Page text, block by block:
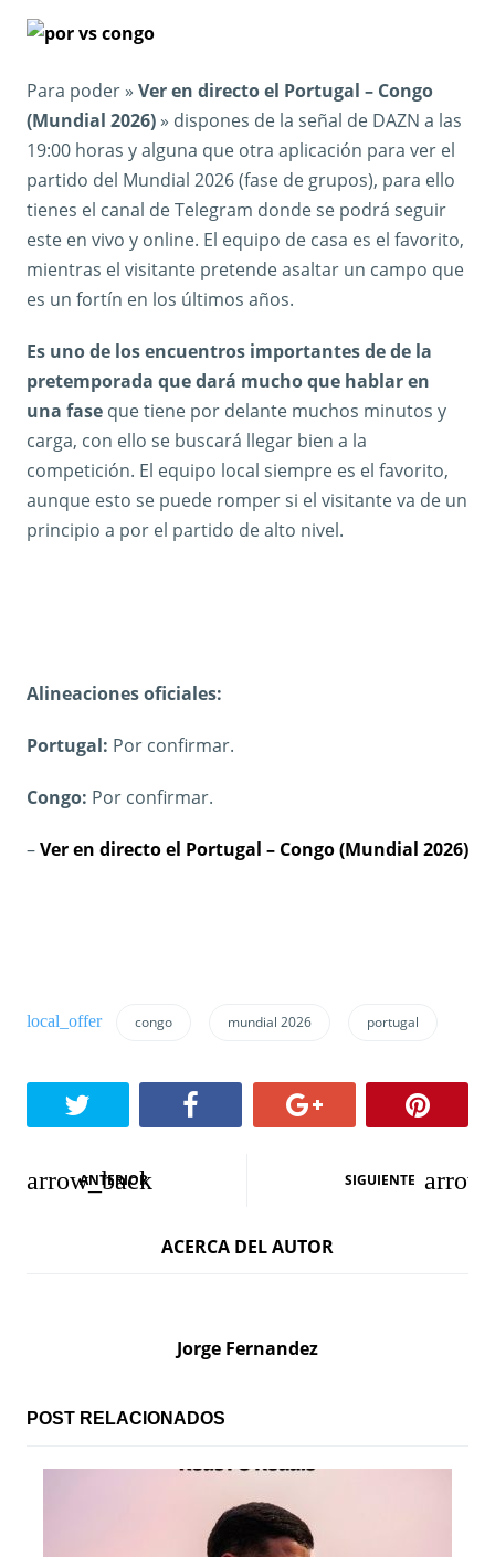
Para poder » Ver en directo el Portugal – Congo
(Mundial 2026) » dispones de la señal de DAZN a las
19:00 horas y alguna que otra aplicación para ver el
partido del Mundial 2026 (fase de grupos), para ello
tienes el canal de Telegram donde se podrá seguir
este en vivo y online. El equipo de casa es el favorito,
mientras el visitante pretende asaltar un campo que
es un fortín en los últimos años.
Es uno de los encuentros importantes de de la
pretemporada que dará mucho que hablar en
una fase que tiene por delante muchos minutos y
carga, con ello se buscará llegar bien a la
competición. El equipo local siempre es el favorito,
aunque esto se puede romper si el visitante va de un
principio a por el partido de alto nivel.
Alineaciones oficiales:
Portugal: Por confirmar.
Congo: Por confirmar.
–Ver en directo el Portugal – Congo (Mundial 2026)
congo mundial 2026 portugal
N
c
ANTERIOR SIGUIENTE
ACERCA DEL AUTOR
Jorge Fernandez
POST RELACIONADOS